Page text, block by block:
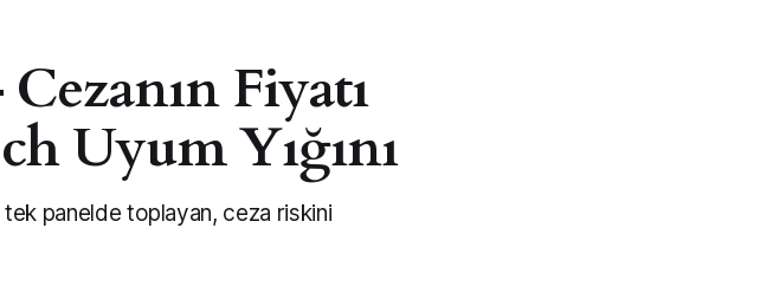
Fiyatı
Uyum Yığını
panelde toplayan, ceza riskini